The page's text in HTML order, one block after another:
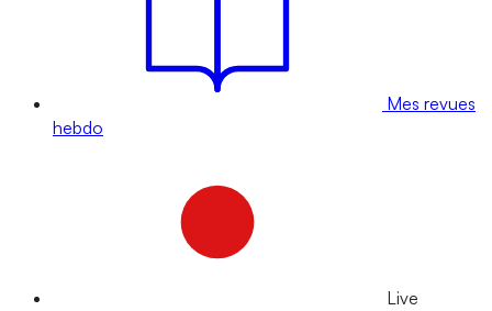
Mes revues
hebdo
Live